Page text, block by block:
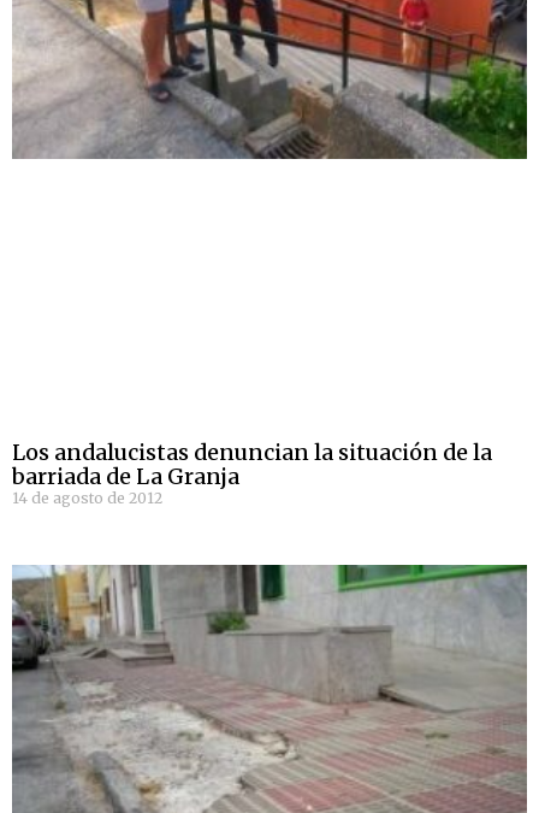
Los andalucistas denuncian la situación de la
barriada de La Granja
14 de agosto de 2012